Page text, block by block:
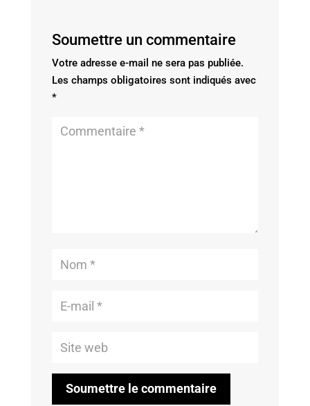
Soumettre un commentaire
Votre adresse e-mail ne sera pas publiée.
Les champs obligatoires sont indiqués avec
*
Soumettre le commentaire